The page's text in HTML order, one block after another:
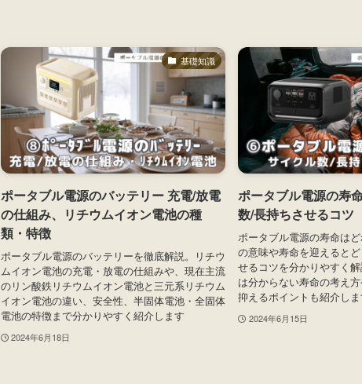
基礎知識
ポータブル電源のバッテリー 充電/放電
の仕組み、リチウムイオン電池の種
類・特徴
ポータブル電源のバッテリーを徹底解説。リチウ
ムイオン電池の充電・放電の仕組みや、現在主流
のリン酸鉄リチウムイオン電池と三元系リチウム
イオン電池の違い、安全性、半固体電池・全固体
電池の特徴まで分かりやすく紹介します
2024年6月18日
ポータブル電源の寿
数/長持ちさせるコツ
ポータブル電源の寿命は
の意味や寿命を迎えると
せるコツを分かりやすく
は分からない寿命の考え
抑えるポイントも紹介し
2024年6月15日